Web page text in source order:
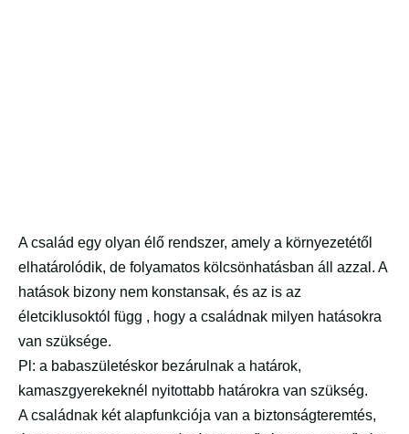
A család egy olyan élő rendszer, amely a környezetétől
elhatárolódik, de folyamatos kölcsönhatásban áll azzal. A
hatások bizony nem konstansak, és az is az
életciklusoktól függ , hogy a családnak milyen hatásokra
van szüksége.
Pl: a babaszületéskor bezárulnak a határok,
kamaszgyerekeknél nyitottabb határokra van szükség.
A családnak két alapfunkciója van a biztonságteremtés,